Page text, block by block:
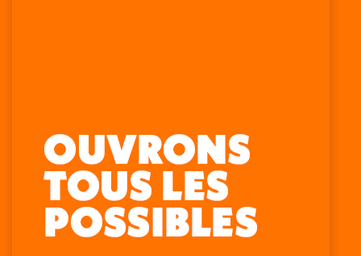
Retrouvez-nous sur :
Facebook
s'ouvre
La
page
X
s'ouvre
La
page
LinkedIn
s'ouvre
La
page
Instagram
s'ouvre